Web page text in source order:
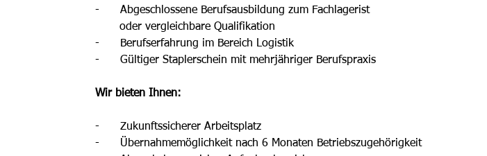
-      Abgeschlossene Berufsausbildung zum Fachlagerist
       oder vergleichbar
e Qualifikation
-      Berufserfahrung im Bereich Logistik
-      Gültiger Staplerschein mit mehrjähriger Berufspraxis
Wir bieten Ihnen:
-      Zukunftssicherer Arbeitsplatz
-      Übernahmemöglichkeit nach 6 Monaten Betriebszugehörigkeit